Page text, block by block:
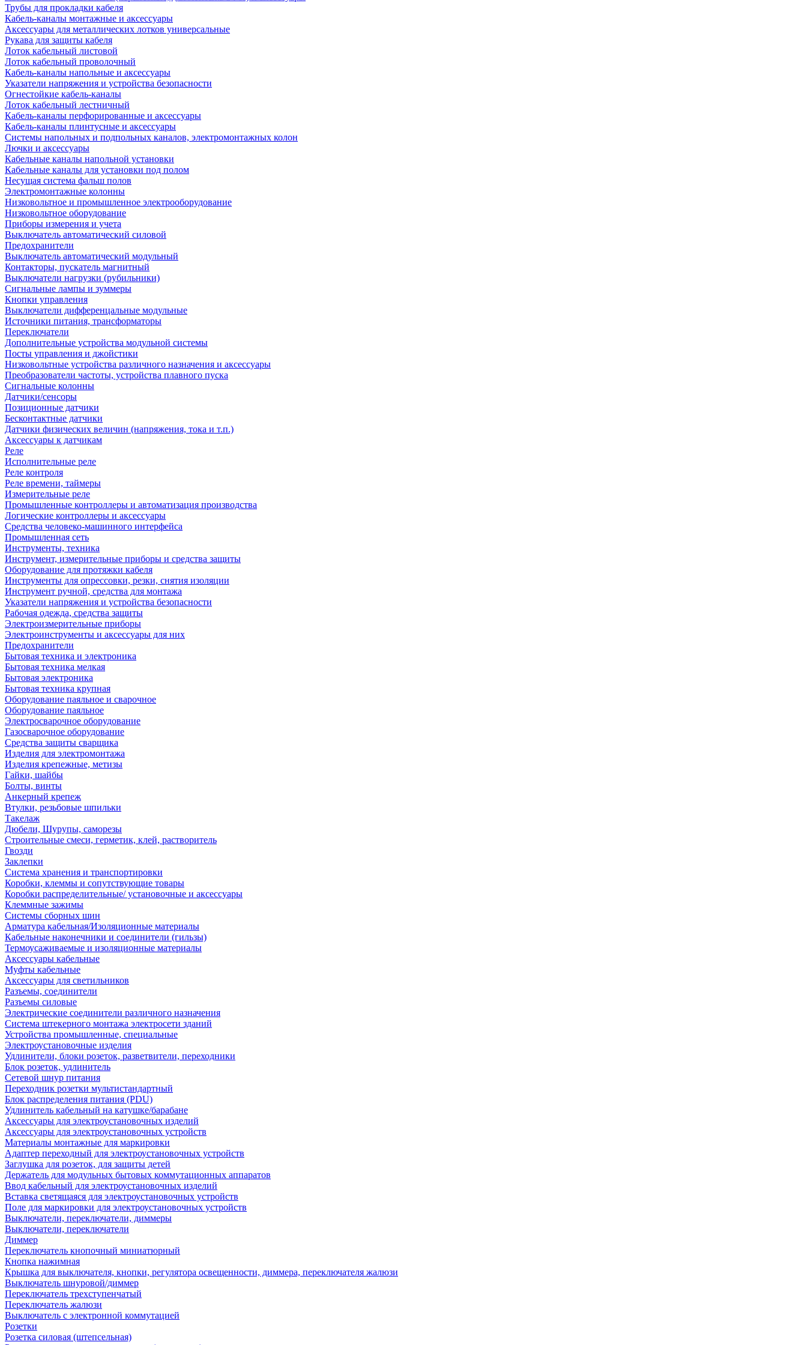
Трубы для прокладки кабеля
Кабель-каналы монтажные и аксессуары
Аксессуары для металлических лотков универсальные
Рукава для защиты кабеля
Лоток кабельный листовой
Лоток кабельный проволочный
Кабель-каналы напольные и аксессуары
Указатели напряжения и устройства безопасности
Огнестойкие кабель-каналы
Лоток кабельный лестничный
Кабель-каналы перфорированные и аксессуары
Кабель-каналы плинтусные и аксессуары
Системы напольных и подпольных каналов, электромонтажных колон
Лючки и аксессуары
Кабельные каналы напольной установки
Кабельные каналы для установки под полом
Несущая система фальш полов
Электромонтажные колонны
Низковольтное и промышленное электрооборудование
Низковольтное оборудование
Приборы измерения и учета
Выключатель автоматический силовой
Предохранители
Выключатель автоматический модульный
Контакторы, пускатель магнитный
Выключатели нагрузки (рубильники)
Сигнальные лампы и зуммеры
Кнопки управления
Выключатели дифференцальные модульные
Источники питания, трансформаторы
Переключатели
Дополнительные устройства модульной системы
Посты управления и джойстики
Низковольтные устройства различного назначения и аксессуары
Преобразователи частоты, устройства плавного пуска
Сигнальные колонны
Датчики/сенсоры
Позиционные датчики
Бесконтактные датчики
Датчики физических величин (напряжения, тока и т.п.)
Аксессуары к датчикам
Реле
Исполнительные реле
Реле контроля
Реле времени, таймеры
Измерительные реле
Промышленные контроллеры и автоматизация производства
Логические контроллеры и аксессуары
Средства человеко-машинного интерфейса
Промышленная сеть
Инструменты, техника
Инструмент, измерительные приборы и средства защиты
Оборудование для протяжки кабеля
Инструменты для опрессовки, резки, снятия изоляции
Инструмент ручной, средства для монтажа
Указатели напряжения и устройства безопасности
Рабочая одежда, средства защиты
Электроизмерительные приборы
Электроинструменты и аксессуары для них
Предохранители
Бытовая техника и электроника
Бытовая техника мелкая
Бытовая электроника
Бытовая техника крупная
Оборудование паяльное и сварочное
Оборудование паяльное
Электросварочное оборудование
Газосварочное оборудование
Средства защиты сварщика
Изделия для электромонтажа
Изделия крепежные, метизы
Гайки, шайбы
Болты, винты
Анкерный крепеж
Втулки, резьбовые шпильки
Такелаж
Дюбели, Шурупы, саморезы
Строительные смеси, герметик, клей, растворитель
Гвозди
Заклепки
Система хранения и транспортировки
Коробки, клеммы и сопутствующие товары
Коробки распределительные/ установочные и аксессуары
Клеммные зажимы
Системы сборных шин
Арматура кабельная/Изоляционные материалы
Кабельные наконечники и соединители (гильзы)
Термоусаживаемые и изоляционные материалы
Аксессуары кабельные
Муфты кабельные
Аксессуары для светильников
Разъемы, соединители
Разъемы силовые
Электрические соединители различного назначения
Система штекерного монтажа электросети зданий
Устройства промышленные, специальные
Электроустановочные изделия
Удлинители, блоки розеток, разветвители, переходники
Блок розеток, удлинитель
Сетевой шнур питания
Переходник розетки мультистандартный
Блок распределения питания (PDU)
Удлинитель кабельный на катушке/барабане
Аксессуары для электроустановочных изделий
Аксессуары для электроустановочных устройств
Материалы монтажные для маркировки
Адаптер переходный для электроустановочных устройств
Заглушка для розеток, для защиты детей
Держатель для модульных бытовых коммутационных аппаратов
Ввод кабельный для электроустановочных изделий
Вставка светящаяся для электроустановочных устройств
Поле для маркировки для электроустановочных устройств
Выключатели, переключатели, диммеры
Выключатели, переключатели
Диммер
Переключатель кнопочный миниатюрный
Кнопка нажимная
Крышка для выключателя, кнопки, регулятора освещенности, диммера, переключателя жалюзи
Выключатель шнуровой/диммер
Переключатель трехступенчатый
Переключатель жалюзи
Выключатель с электронной коммутацией
Розетки
Розетка силовая (штепсельная)